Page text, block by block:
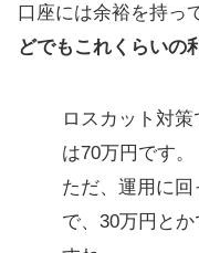
口座には余裕を持っ
どでもこれくらいの
ロスカット対
は70万円です。
ただ、運用に
で、30万円と